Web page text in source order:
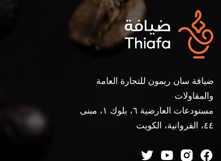
ضيافة سان ريمون للتجارة العامة
والمقاولات
مستودعات العارضية ٦، بلوك ١، مبنى
٤٤، الفروانية، الكويت